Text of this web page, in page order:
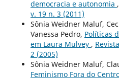
democracia e autonomia ,
v. 19 n. 3 (2011)
Sônia Weidner Maluf,
Vanessa Pedro, Políticas
em Laura Mulvey ,
2 (2005)
Sônia Weidner Maluf,
Feminismo Fora do